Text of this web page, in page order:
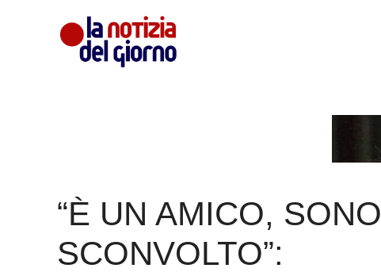
“È UN AMICO, SONO
SCONVOLTO”: